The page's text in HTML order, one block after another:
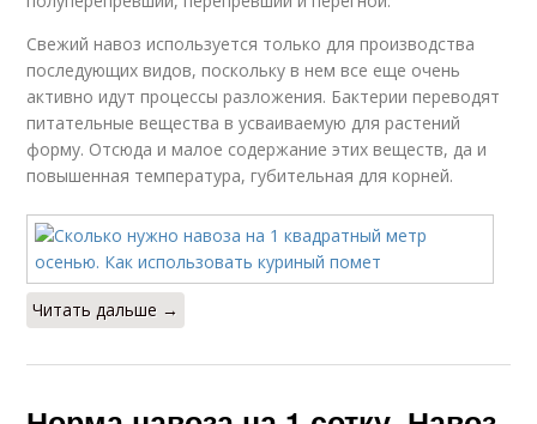
Свежий навоз используется только для производства
последующих видов, поскольку в нем все еще очень
активно идут процессы разложения. Бактерии переводят
питательные вещества в усваиваемую для растений
форму. Отсюда и малое содержание этих веществ, да и
повышенная температура, губительная для корней.
Читать дальше →